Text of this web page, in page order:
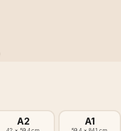
A2 A1